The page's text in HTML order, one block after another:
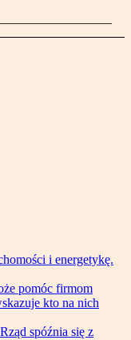
i energetykę.
pomóc firmom
kto na nich
spóźnia się z